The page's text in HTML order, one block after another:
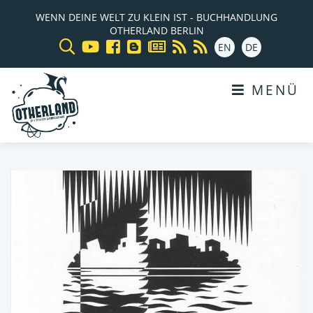
WENN DEINE WELT ZU KLEIN IST - BUCHHANDLUNG
OTHERLAND BERLIN
EN
DE
MENÜ